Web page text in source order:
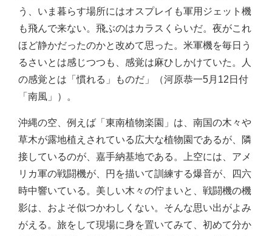
う、いま暮らす場所にはオスプレイも軍用ジェット機
も飛んで来ない。飛ぶのはカラスくらいだ。夜がこれ
ほど静かだったのかと改めて思った。米軍機を毎日う
るさいとは感じつつも、感覚は麻ひしかけていた。人
の感覚とは「慣れる」ものだ」（河原恭一5月12日付
「南風」）。
沖縄の空、例えば「東南植物楽園」は、南国の木々や
草木が露地植えされている広大な植物園であるが、隣
接しているのが、嘉手納基地である。上空には、アメ
リカ軍の戦闘機が、円を描いて訓練する爆音が、四六
時中響いている。美しい木々の佇まいと、戦闘機の機
影は、およそ似つかわしくない。そんな思い出がよみ
がえる。旅をして現場に身を置いてみて、初めて分か